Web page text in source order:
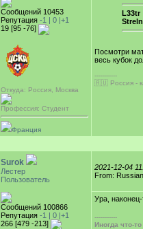
Сообщений 10453
Репутация -1 | 0 |+1
19 [95 -76]
Откуда: Россия, Москва
Профессия: Студент
Франция
L33tr
Посмотри
весь кубок
-----------
🇷🇺 Россия -
Surok
Лестер
Пользователь
Сообщений 100866
Репутация -1 | 0 |+1
266 [479 -213]
2021-12-04
From:
Ура,
-----------
Иногда что-